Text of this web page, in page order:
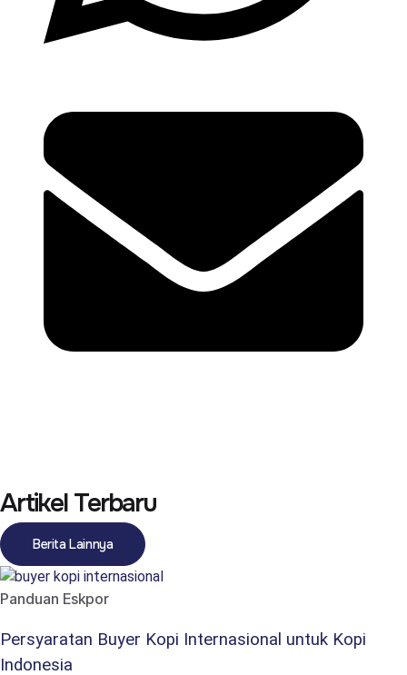
Artikel Terbaru
Berita Lainnya
Panduan Eskpor
Persyaratan Buyer Kopi Internasional untuk Kopi
Indonesia